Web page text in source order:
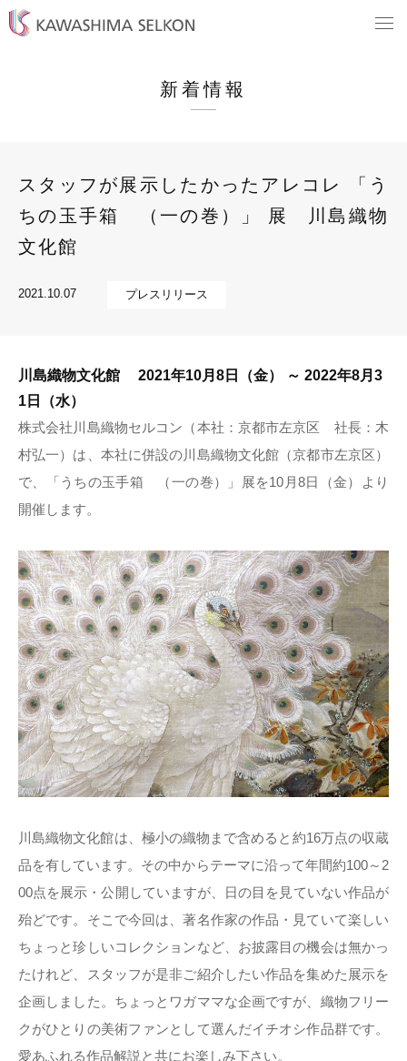
新着情報
スタッフが展示したかったアレコレ 「う
ちの玉手箱 （一の巻）」 展 川島織物
文化館
2021.10.07 プレスリリース
川島織物文化館 2021年10月8日（金） ～ 2022年8月3
1日（水）
株式会社川島織物セルコン（本社：京都市左京区 社長：木
村弘一）は、本社に併設の川島織物文化館（京都市左京区）
で、「うちの玉手箱 （一の巻）」展を10月8日（金）より
開催します。
川島織物文化館は、極小の織物まで含めると約16万点の収蔵
品を有しています。その中からテーマに沿って年間約100～2
00点を展示・公開していますが、日の目を見ていない作品が
殆どです。そこで今回は、著名作家の作品・見ていて楽しい
ちょっと珍しいコレクションなど、お披露目の機会は無かっ
たけれど、スタッフが是非ご紹介したい作品を集めた展示を
企画しました。ちょっとワガママな企画ですが、織物フリー
クがひとりの美術ファンとして選んだイチオシ作品群です。
愛あふれる作品解説と共にお楽しみ下さい。